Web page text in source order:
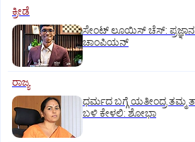
ಕ್ರೀಡೆ
ಸೇಂಟ್‌ ಲೂಯಿಸ್‌ ಚೆಸ್‌:
ಚಾಂಪಿಯನ್‌
ರಾಜ್ಯ
ಧರ್ಮದ ಬಗ್ಗೆ ಯತೀಂದ್ರ ತಮ್ಮ
ಬಳಿ ಕೇಳಲಿ: ಶೋಭಾ